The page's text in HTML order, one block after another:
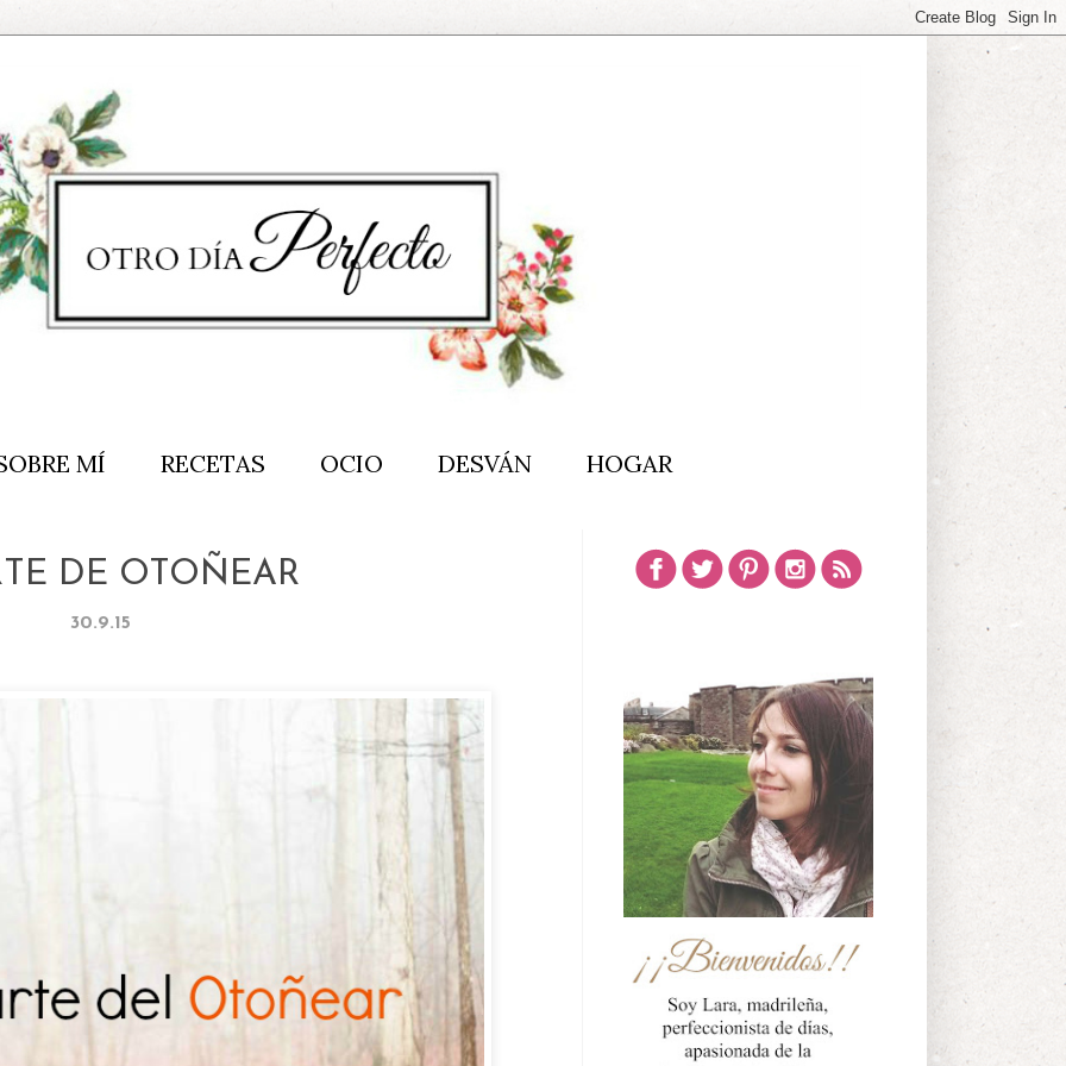
MÍ RECETAS OCIO DESVÁN HOGAR
DE OTOÑEAR
30.9.15